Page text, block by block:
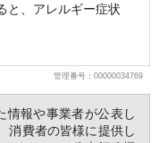
と、アレルギー症状
管理番号：00000034769
情報や事業者が公表し
消費者の皆様に提供し